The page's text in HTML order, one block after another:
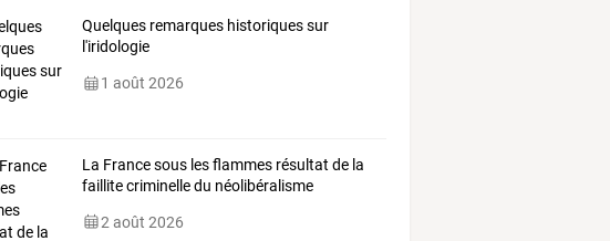
Quelques remarques historiques sur
l'iridologie
1 août 2026
La France sous les flammes résultat de la
faillite criminelle du néolibéralisme
2 août 2026